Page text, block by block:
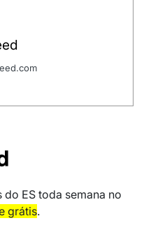
ES toda semana no
grátis.